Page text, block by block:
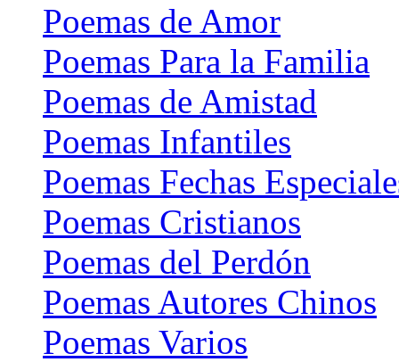
Poemas de Amor
Poemas Para la Familia
Poemas de Amistad
Poemas Infantiles
Poemas Fechas
Poemas Cristianos
Poemas del Perdón
Poemas Autores Chinos
Poemas Varios